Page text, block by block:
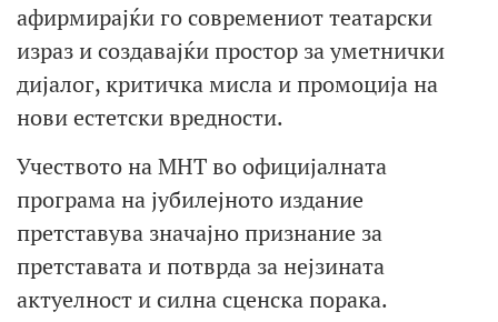
афирмирајќи го современиот театарски
израз и создавајќи простор за уметнички
дијалог, критичка мисла и промоција на
нови естетски вредности.
Учеството на МНТ во официјалната
програма на јубилејното издание
претставува значајно признание за
претставата и потврда за нејзината
актуелност и силна сценска порака.